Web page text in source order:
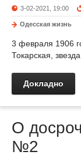
3-02-2021, 19:00
Одесская жизнь
3 февраля 1906
Токарская,
Докладно
О
№2